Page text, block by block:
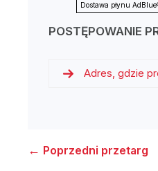
Dostawa płynu
POSTĘPOWANIE
Adres, gdzie
← Poprzedni przetarg